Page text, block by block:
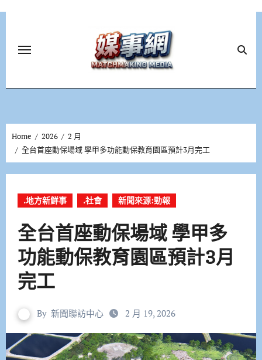
Home 2026
2 月
全台首座動保場域 學甲多功能動保教育園區預計3月完工
.地方新鮮事 .社會 新聞來源:勁報
全台首座動保場域 學甲多
功能動保教育園區預計3月
完工
By 新聞聯訪中心 2 月 19, 2026